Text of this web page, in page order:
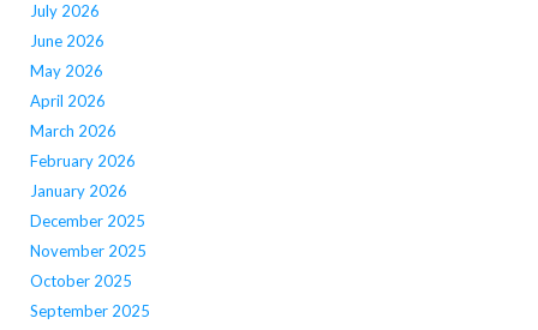
July 2026
June 2026
May 2026
April 2026
March 2026
February 2026
January 2026
December 2025
November 2025
October 2025
September 2025